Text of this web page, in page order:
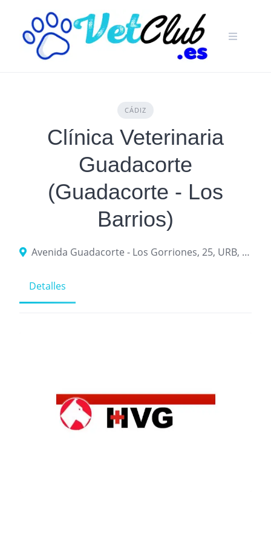
content
CÁDIZ
Clínica Veterinaria
Guadacorte
(Guadacorte - Los
Barrios)
Avenida Guadacorte - Los Gorriones, 25, URB, 11379 Guadacorte, Cádiz
Detalles